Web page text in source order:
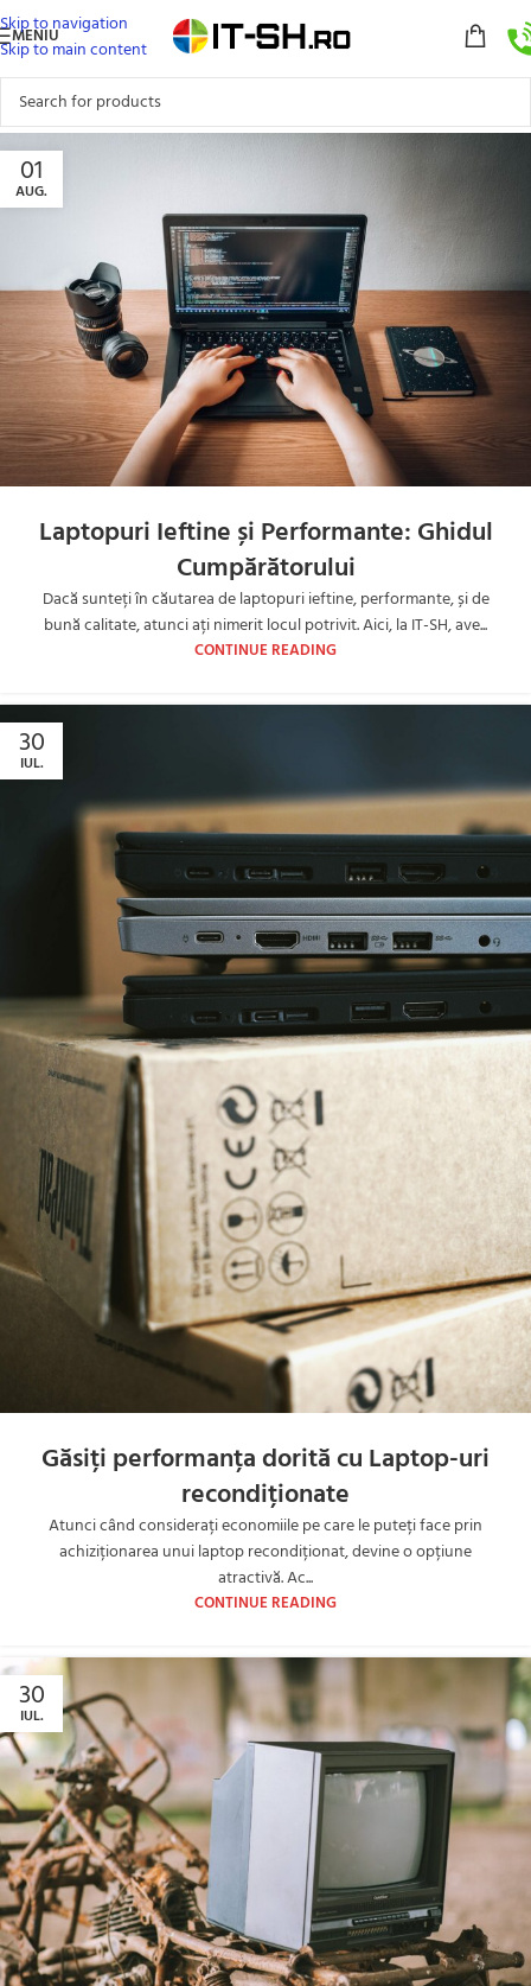
Skip to navigation
Skip to main content
MENIU
01
AUG.
Laptopuri Ieftine și Performante: Ghidul
Cumpărătorului
Dacă sunteți în căutarea de laptopuri ieftine, performante, și de
bună calitate, atunci ați nimerit locul potrivit. Aici, la IT-SH, ave...
CONTINUE READING
30
IUL.
Găsiți performanța dorită cu Laptop-uri
recondiționate
Atunci când considerați economiile pe care le puteți face prin
achiziționarea unui laptop recondiționat, devine o opțiune
atractivă. Ac...
CONTINUE READING
30
IUL.